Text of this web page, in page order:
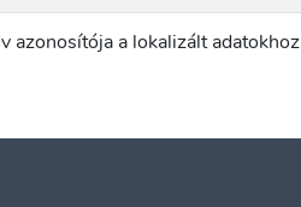
azonosítója a lokalizált adatokhoz